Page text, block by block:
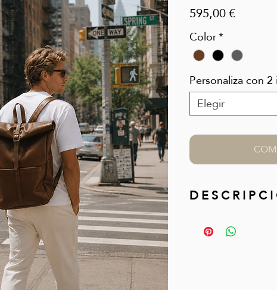
595,00 €Precio
Color*
Personaliza con 2
Elegir
D E S C R I P C
tratamiento de